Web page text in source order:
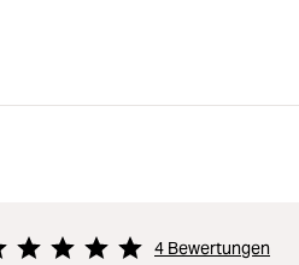
4 Bewertungen